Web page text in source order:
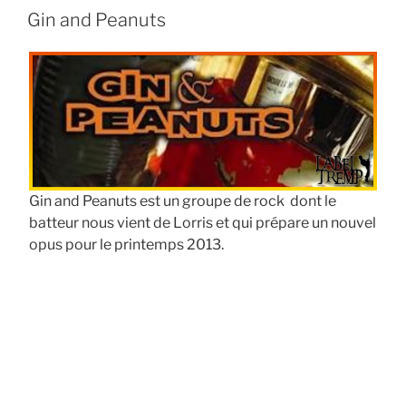
Gin and Peanuts
Gin and Peanuts est un groupe de rock dont le
batteur nous vient de Lorris et qui prépare un nouvel
opus pour le printemps 2013.